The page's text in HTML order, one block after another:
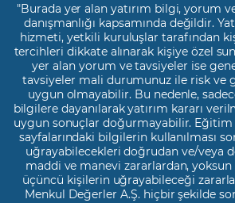
"Burada yer alan yatırım bilgi, yorum
danışmanlığı kapsamında değildir.
hizmeti, yetkili kuruluşlar tarafından
tercihleri dikkate alınarak kişiye özel
yer alan yorum ve tavsiyeler ise
tavsiyeler mali durumunuz ile risk ve
uygun olmayabilir. Bu nedenle,
bilgilere dayanılarak yatırım kararı
uygun sonuçlar doğurmayabilir. Eğitim
sayfalarındaki bilgilerin kullanılması
uğrayabilecekleri doğrudan ve/veya
maddi ve manevi zararlardan, yoksun
üçüncü kişilerin uğrayabileceği
Menkul Değerler A.Ş. hiçbir şekilde